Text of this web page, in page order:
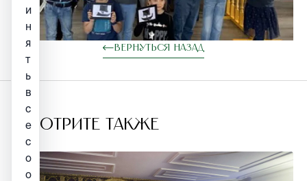
Вернуться назад
СМОТРИТЕ ТАКЖЕ
и
н
я
т
ь
в
с
е
c
o
o